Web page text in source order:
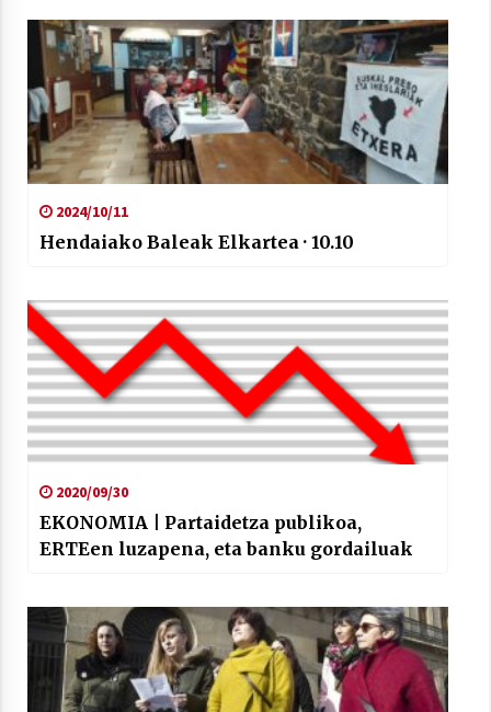
2024/10/11
Hendaiako Baleak Elkartea · 10.10
2020/09/30
EKONOMIA | Partaidetza publikoa,
ERTEen luzapena, eta banku gordailuak